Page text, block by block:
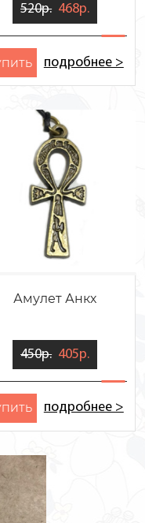
520р. 468р.
подробнее >
Амулет Анкх
450р. 405р.
подробнее >